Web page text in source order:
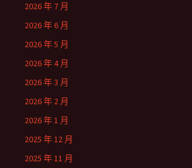
2026 年 7 月
2026 年 6 月
2026 年 5 月
2026 年 4 月
2026 年 3 月
2026 年 2 月
2026 年 1 月
2025 年 12 月
2025 年 11 月